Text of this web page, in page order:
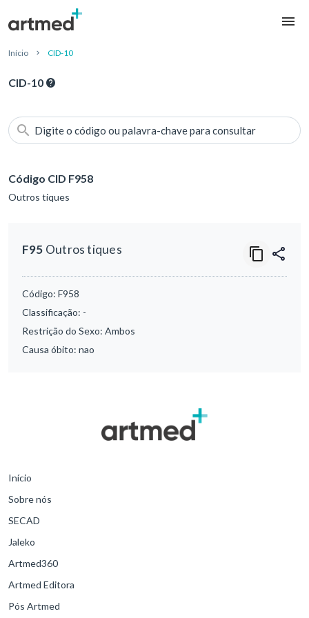
Início CID-10
CID-10
Digite o código ou palavra-chave para consultar
Código CID F958
Outros tiques
F95 Outros tiques
Código: F958
Classificação: -
Restrição do Sexo: Ambos
Causa óbito: nao
Início
Sobre nós
SECAD
Jaleko
Artmed360
Artmed Editora
Pós Artmed